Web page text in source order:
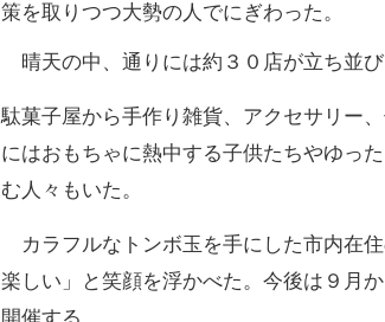
策を取りつつ大勢の人でにぎわった。
晴天の中、通りには約３０店が立ち並び
駄菓子屋から手作り雑貨、アクセサリー
にはおもちゃに熱中する子供たちやゆっ
む人々もいた。
カラフルなトンボ玉を手にした市内在
楽しい」と笑顔を浮かべた。今後は９月